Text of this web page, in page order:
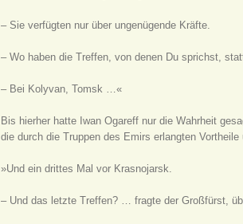
– Sie verfügten nur über ungenügende Kräfte.
– Wo haben die Treffen, von denen Du sprichst,
– Bei Kolyvan, Tomsk …«
Bis hierher hatte Iwan Ogareff nur die Wahrheit
die durch die Truppen des Emirs erlangten Vortheile
»Und ein drittes Mal vor Krasnojarsk.
– Und das letzte Treffen? … fragte der Großfürst,